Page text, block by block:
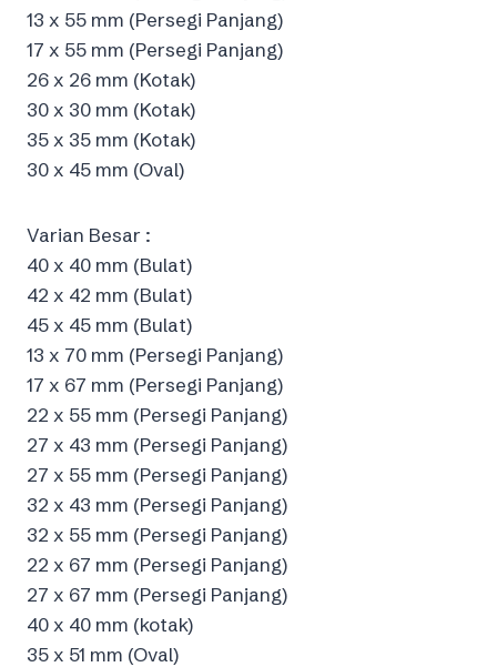
13 x 55 mm (Persegi Panjang)
17 x 55 mm (Persegi Panjang)
26 x 26 mm (Kotak)
30 x 30 mm (Kotak)
35 x 35 mm (Kotak)
30 x 45 mm (Oval)
Varian Besar :
40 x 40 mm (Bulat)
42 x 42 mm (Bulat)
45 x 45 mm (Bulat)
13 x 70 mm (Persegi Panjang)
17 x 67 mm (Persegi Panjang)
22 x 55 mm (Persegi Panjang)
27 x 43 mm (Persegi Panjang)
27 x 55 mm (Persegi Panjang)
32 x 43 mm (Persegi Panjang)
32 x 55 mm (Persegi Panjang)
22 x 67 mm (Persegi Panjang)
27 x 67 mm (Persegi Panjang)
40 x 40 mm (kotak)
35 x 51 mm (Oval)